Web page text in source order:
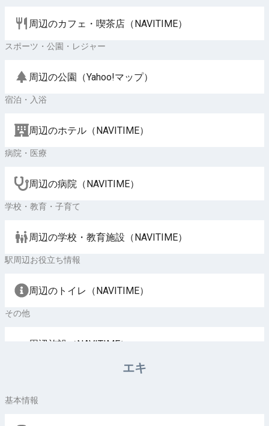
周辺のカフェ・喫茶店（NAVITIME）
スポーツ・公園・レジャー
周辺の公園（Yahoo!マップ）
宿泊・入浴
周辺のホテル（NAVITIME）
病院・医療
周辺の病院（NAVITIME）
学校・教育・子育て
周辺の学校・教育施設（NAVITIME）
駅周辺お役立ち情報
周辺のトイレ（NAVITIME）
その他
周辺施設（NAVITIME）
エキ
基本情報